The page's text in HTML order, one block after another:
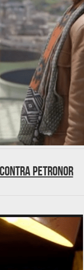
Petronor